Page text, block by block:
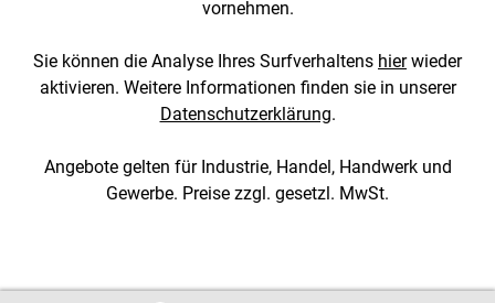
vornehmen.
Sie können die Analyse Ihres Surfverhaltens hierwieder
aktivieren. Weitere Informationen finden sie in unserer
Datenschutzerklärung.
Angebote gelten für Industrie, Handel, Handwerk und
Gewerbe. Preise zzgl. gesetzl. MwSt.